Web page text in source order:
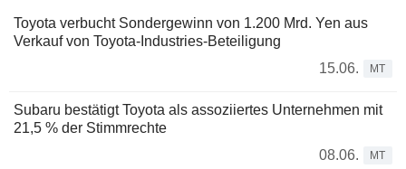
Toyota verbucht Sondergewinn von 1.200 Mrd. Yen aus
Verkauf von Toyota-Industries-Beteiligung
15.06.
MT
Subaru bestätigt Toyota als assoziiertes Unternehmen mit
21,5 % der Stimmrechte
08.06.
MT